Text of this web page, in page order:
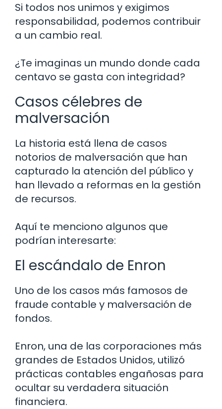
Si todos nos unimos y exigimos
responsabilidad, podemos contribuir
a un cambio real.
¿Te imaginas un mundo donde cada
centavo se gasta con integridad?
Casos célebres de
malversación
La historia está llena de casos
notorios de malversación que han
capturado la atención del público y
han llevado a reformas en la gestión
de recursos.
Aquí te menciono algunos que
podrían interesarte:
El escándalo de Enron
Uno de los casos más famosos de
fraude contable y malversación de
fondos.
Enron, una de las corporaciones más
grandes de Estados Unidos, utilizó
prácticas contables engañosas para
ocultar su verdadera situación
financiera.